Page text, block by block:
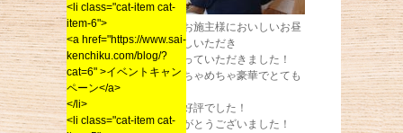
そして、お昼はお施主様においしいお昼
ご飯をお持てなしいただき
みんなで輪になっていただきました！
今回の昼食がめちゃめちゃ豪華でとても
おいしく！
スタッフからも好評でした！
Ｕ様本当にありがとうございました！
<li class="cat-item cat-
item-6">
<a href="https://www.sai-
kenchiku.com/blog/?
cat=6" >イベントキャン
ペーン</a>
</li>
<li class="cat-item cat-